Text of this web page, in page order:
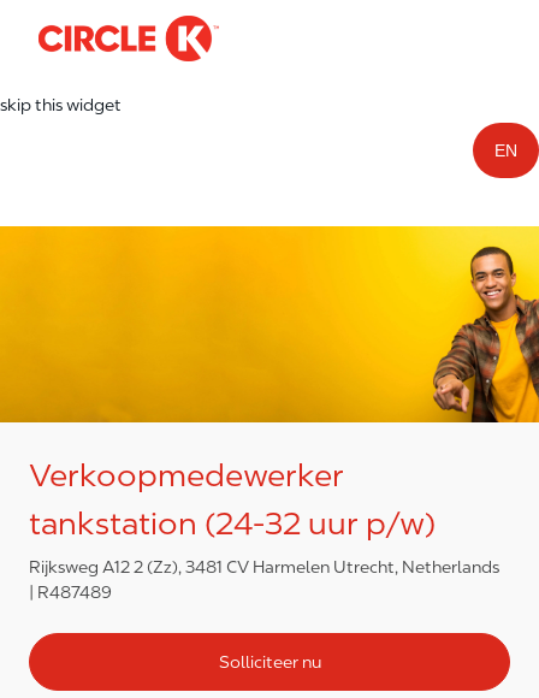
skip this widget
EN
Verkoopmedewerker
tankstation (24-32 uur p/w)
Rijksweg A12 2 (Zz), 3481 CV Harmelen Utrecht, Netherlands
R487489
Solliciteer nu